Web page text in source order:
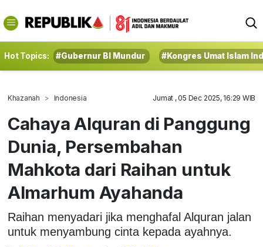
Hot Topics: #Gubernur BI Mundur #Kongres Umat Islam
Khazanah Indonesia Jumat , 05 Dec 2025, 16:29 WIB
Cahaya Alquran di Panggung
Dunia, Persembahan
Mahkota dari Raihan untuk
Almarhum Ayahanda
Raihan menyadari jika menghafal Alquran jalan
untuk menyambung cinta kepada ayahnya.